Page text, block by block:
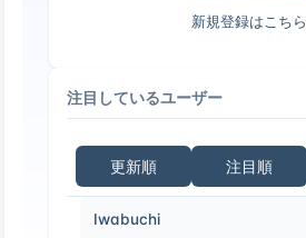
新規登録はこちら
注目しているユーザー
更新順 注目順
Iwabuchi